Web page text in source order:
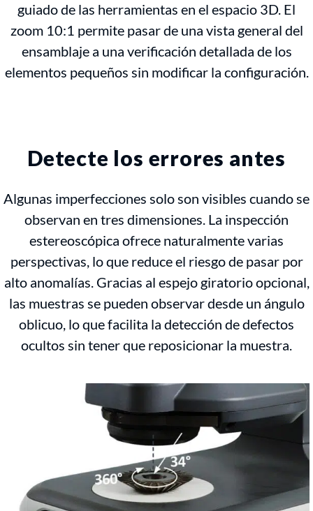
guiado de las herramientas en el espacio 3D. El
zoom 10:1 permite pasar de una vista general del
ensamblaje a una verificación detallada de los
elementos pequeños sin modificar la configuración.
Detecte los errores antes
Algunas imperfecciones solo son visibles cuando se
observan en tres dimensiones. La inspección
estereoscópica ofrece naturalmente varias
perspectivas, lo que reduce el riesgo de pasar por
alto anomalías. Gracias al espejo giratorio opcional,
las muestras se pueden observar desde un ángulo
oblicuo, lo que facilita la detección de defectos
ocultos sin tener que reposicionar la muestra.